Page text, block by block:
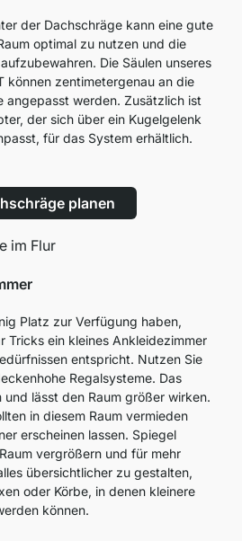
der Dachschräge kann eine gute
optimal zu nutzen und die
Die Säulen unseres
können zentimetergenau an die
angepasst werden. Zusätzlich ist
der sich über ein Kugelgelenk
für das System erhältlich.
planen
Platz zur Verfügung haben,
Tricks ein kleines Ankleidezimmer
entspricht. Nutzen Sie
Regalsysteme. Das
lässt den Raum größer wirken.
in diesem Raum vermieden
erscheinen lassen. Spiegel
vergrößern und für mehr
übersichtlicher zu gestalten,
oder Körbe, in denen kleinere
können.